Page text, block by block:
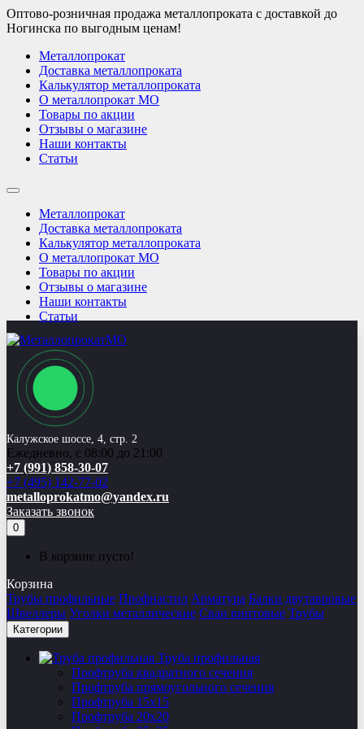
Оптово-розничная продажа металлопроката с доставкой до
Ногинска по выгодным ценам!
Металлопрокат
Доставка металлопроката
Калькулятор металлопроката
О металлопрокат МО
Товары по акции
Отзывы о магазине
Наши контакты
Статьи
Металлопрокат
Доставка металлопроката
Калькулятор металлопроката
О металлопрокат МО
Товары по акции
Отзывы о магазине
Наши контакты
Статьи
Калужское шоссе, 4, стр. 2
Ежедневно, с 08:00 до 21:00
+7 (991) 858-30-07
+7 (495) 142-77-02
metalloprokatmo@yandex.ru
Заказать звонок
0
В корзине пусто!
Корзина
Трубы профильные Профнастил Арматура Балки двутавровые
Швеллеры Уголки металлические Сваи винтовые Трубы
Категории
Труба профильная
Профтруба квадратного сечения
Профтруба прямоугольного сечения
Профтруба 15х15
Профтруба 20х20